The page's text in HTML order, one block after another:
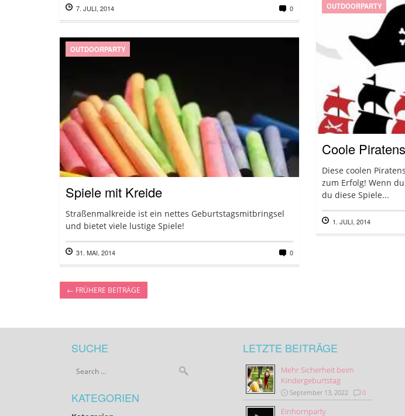
7. JULI, 2014 0 OUTDOORPARTY
Coole
Diese coolen
zum Erfolg! Wenn
du diese Spiele...
1. JULI, 2014
OUTDOORPARTY
Spiele mit Kreide
Straßenmalkreide ist ein nettes Geburtstagsmitbringsel
und bietet viele lustige Spiele!
31. MAI, 2014 0
← FRÜHERE BEITRÄGE
SUCHE
KATEGORIEN
LETZTE BEITRÄGE
Mehr Sicherheit beim
Kindergeburtstag
September 13, 2022 0
Einhornparty